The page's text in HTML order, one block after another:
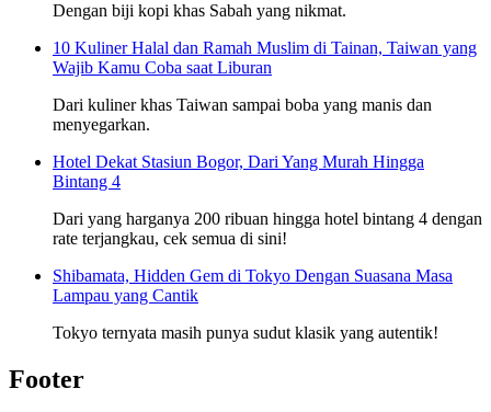
Dengan biji kopi khas Sabah yang nikmat.
10 Kuliner Halal dan Ramah Muslim di Tainan, Taiwan yang
Wajib Kamu Coba saat Liburan
Dari kuliner khas Taiwan sampai boba yang manis dan
menyegarkan.
Hotel Dekat Stasiun Bogor, Dari Yang Murah Hingga
Bintang 4
Dari yang harganya 200 ribuan hingga hotel bintang 4 dengan
rate terjangkau, cek semua di sini!
Shibamata, Hidden Gem di Tokyo Dengan Suasana Masa
Lampau yang Cantik
Tokyo ternyata masih punya sudut klasik yang autentik!
Footer